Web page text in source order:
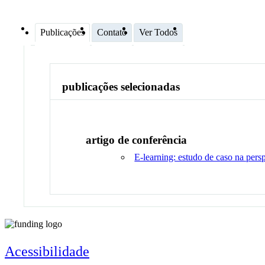
Publicações Contato Ver Todos
publicações selecionadas
artigo de conferência
E-learning: estudo de caso na
Acessibilidade